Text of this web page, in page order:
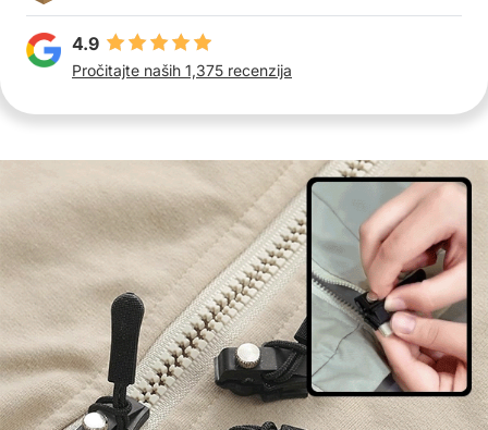
4.9
Pročitajte naših 1,375 recenzija